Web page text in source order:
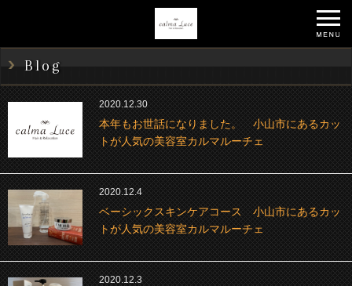
Blog
2020.12.30
本年もお世話になりました。 小山市にあるカッ
トが人気の美容室カルマルーチェ
2020.12.4
ベーシックスキンケアコース 小山市にあるカッ
トが人気の美容室カルマルーチェ
2020.12.3